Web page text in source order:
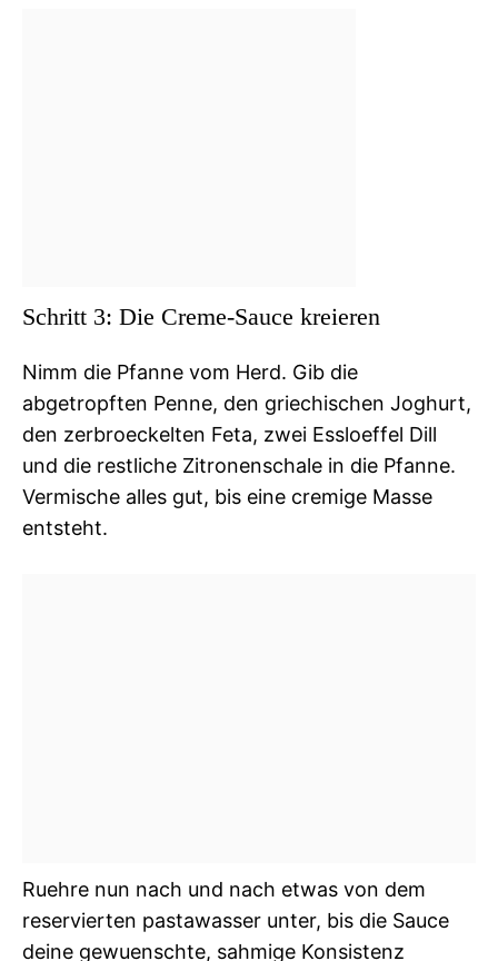
Schritt 3: Die Creme-Sauce kreieren
Nimm die Pfanne vom Herd. Gib die
abgetropften Penne, den griechischen Joghurt,
den zerbroeckelten Feta, zwei Essloeffel Dill
und die restliche Zitronenschale in die Pfanne.
Vermische alles gut, bis eine cremige Masse
entsteht.
Ruehre nun nach und nach etwas von dem
reservierten pastawasser unter, bis die Sauce
deine gewuenschte, sahmige Konsistenz